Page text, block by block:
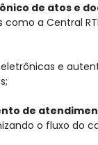
de atos e
a Central
e
de
o fluxo do